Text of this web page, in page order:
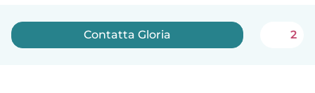
Contatta Gloria 2